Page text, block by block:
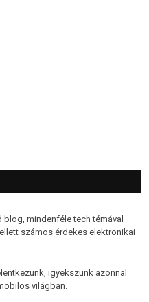
mindenféle tech témával
számos érdekes elektronikai
igyekszünk azonnal
világban.